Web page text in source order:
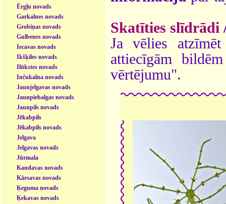
Ērgļu novads
Garkalnes novads
Grobiņas novads
Gulbenes novads
Iecavas novads
Ikšķiles novads
Ilūkstes novads
Inčukalna novads
Jaunjelgavas novads
Jaunpiebalgas novads
Jaunpils novads
Jēkabpils
Jēkabpils novads
Jelgava
Jelgavas novads
Jūrmala
Kandavas novads
Kārsavas novads
Ķeguma novads
Ķekavas novads
Skatīties slīdrādi
Ja vēlies
attiecīgām
vērtējumu".